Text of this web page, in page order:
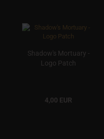
Shadow's Mortuary -
Logo Patch
4,00 EUR